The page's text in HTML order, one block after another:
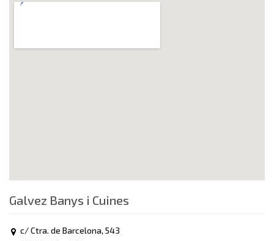
Galvez Banys i Cuines
c/ Ctra. de Barcelona, 543